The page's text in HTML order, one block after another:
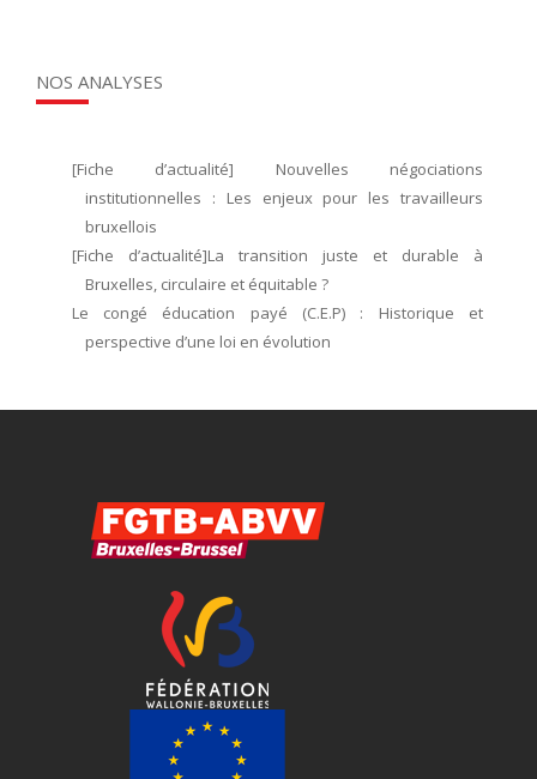
NOS ANALYSES
[Fiche d’actualité] Nouvelles négociations
institutionnelles : Les enjeux pour les travailleurs
bruxellois
[Fiche d’actualité]La transition juste et durable à
Bruxelles, circulaire et équitable ?
Le congé éducation payé (C.E.P) : Historique et
perspective d’une loi en évolution